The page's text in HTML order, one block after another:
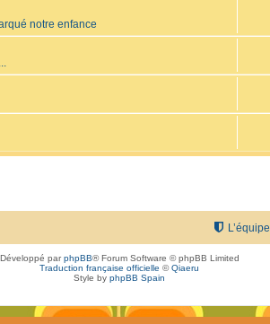
notre enfance
L’équipe
Développé parphpBB® Forum Software © phpBB Limited
Traduction française officielle ©Qiaeru
Style by phpBB Spain